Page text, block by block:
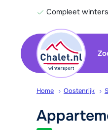
Compleet
Home Oostenrijk